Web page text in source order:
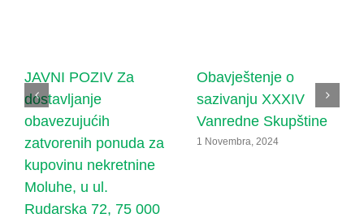
JAVNI POZIV Za
dostavljanje
obavezujućih
zatvorenih ponuda za
kupovinu nekretnine
Moluhe, u ul.
Rudarska 72, 75 000
Obavještenje o
sazivanju XXXIV
Vanredne Skupštine
1 Novembra, 2024